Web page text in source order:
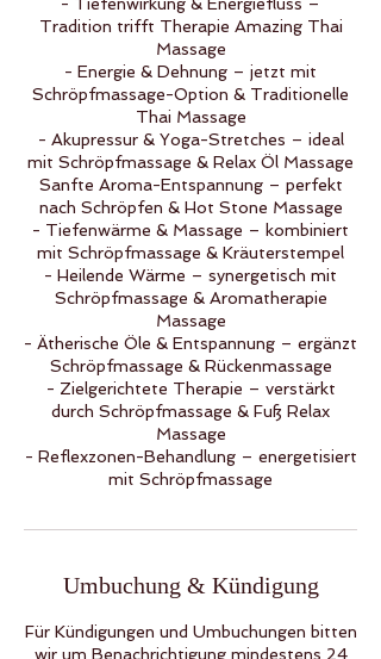
Tradition trifft Therapie Amazing Thai
Massage
- Energie & Dehnung – jetzt mit
Schröpfmassage-Option & Traditionelle
Thai Massage
- Akupressur & Yoga-Stretches – ideal
mit Schröpfmassage & Relax Öl Massage
Sanfte Aroma-Entspannung – perfekt
nach Schröpfen & Hot Stone Massage
- Tiefenwärme & Massage – kombiniert
mit Schröpfmassage & Kräuterstempel
- Heilende Wärme – synergetisch mit
Schröpfmassage & Aromatherapie
Massage
- Ätherische Öle & Entspannung – ergänzt
Schröpfmassage & Rückenmassage
- Zielgerichtete Therapie – verstärkt
durch Schröpfmassage & Fuß Relax
Massage
- Reflexzonen-Behandlung – energetisiert
mit Schröpfmassage
Umbuchung & Kündigung
Für Kündigungen und Umbuchungen bitten
wir um Benachrichtigung mindestens 24